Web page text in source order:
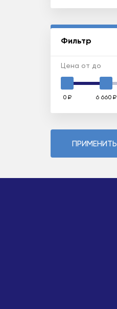
Фильтр
Цена от до
0 ₽ 6 660 ₽
ПРИМЕНИТЬ